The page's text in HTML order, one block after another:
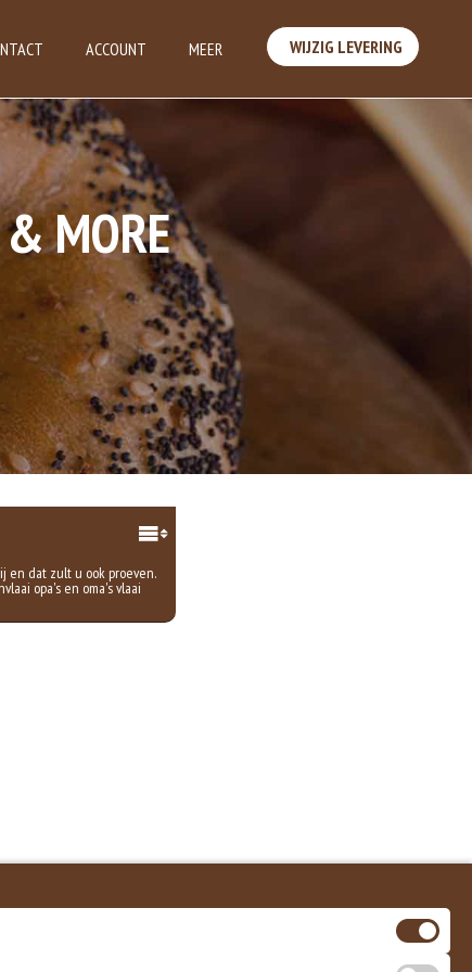
ACCOUNT MEER WIJZIG LEVERING
& MORE
en dat zult u ook proeven.
opa's en oma's vlaai